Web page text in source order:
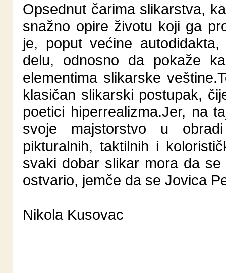
Opsednut čarima slikarstva,
snažno opire životu koji ga
je, poput većine
delu, odnosno da pokaže
elementima slikarske
klasičan slikarski postupak,
poetici hiperrealizma.Jer, na
svoje majstorstvo u
pikturalnih, taktilnih i
svaki dobar slikar mora da
ostvario, jemče da se Jovica
Nikola Kusovac